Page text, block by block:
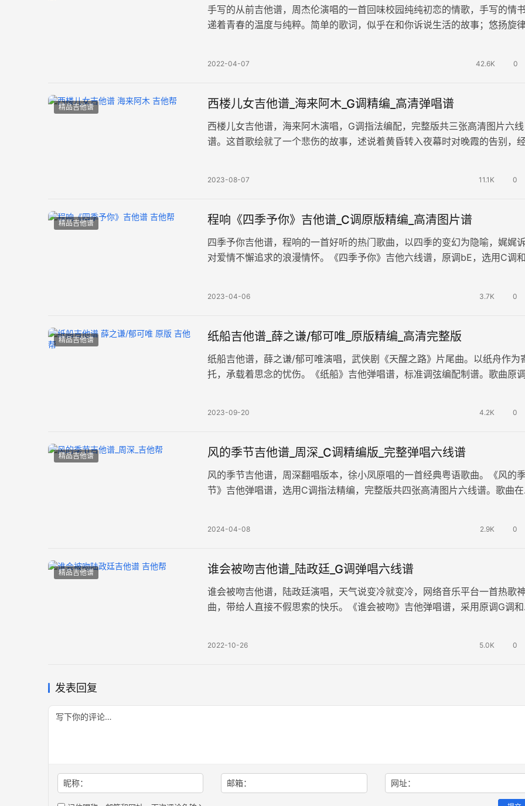
手写的从前吉他谱，周杰伦演唱的一首回味校园纯纯初恋的情歌，手写的情
递着青春的温度与纯粹。简单的歌词，似乎在和你诉说生活的故事；悠扬旋
2022-04-07 42.6K 0
精品吉他谱 西楼儿女吉他谱_海来阿木_G调精编_高清弹唱谱
西楼儿女吉他谱，海来阿木演唱，G调指法编配，完整版共三张高清图片六线
谱。这首歌绘就了一个悲伤的故事，述说着黄昏转入夜幕时对晚霞的告别，
2023-08-07 11.1K 0
精品吉他谱 程响《四季予你》吉他谱_C调原版精编_高清图片谱
四季予你吉他谱，程响的一首好听的热门歌曲，以四季的变幻为隐喻，娓娓
对爱情不懈追求的浪漫情怀。《四季予你》吉他六线谱，原调bE，选用C调
2023-04-06 3.7K 0
精品吉他谱 纸船吉他谱_薛之谦/郁可唯_原版精编_高清完整版
纸船吉他谱，薛之谦/郁可唯演唱，武侠剧《天醒之路》片尾曲。以纸舟作为
托，承载着思念的忧伤。《纸船》吉他弹唱谱，标准调弦编配制谱。歌曲原
2023-09-20 4.2K 0
精品吉他谱 风的季节吉他谱_周深_C调精编版_完整弹唱六线谱
风的季节吉他谱，周深翻唱版本，徐小凤原唱的一首经典粤语歌曲。《风的季
节》吉他弹唱谱，选用C调指法精编，完整版共四张高清图片六线谱。歌曲在
2024-04-08 2.9K 0
精品吉他谱 谁会被吻吉他谱_陆政廷_G调弹唱六线谱
谁会被吻吉他谱，陆政廷演唱，天气说变冷就变冷，网络音乐平台一首热歌神
曲，带给人直接不假思索的快乐。《谁会被吻》吉他弹唱谱，采用原调G调和
2022-10-26 5.0K 0
发表回复
昵称： 邮箱： 网址：